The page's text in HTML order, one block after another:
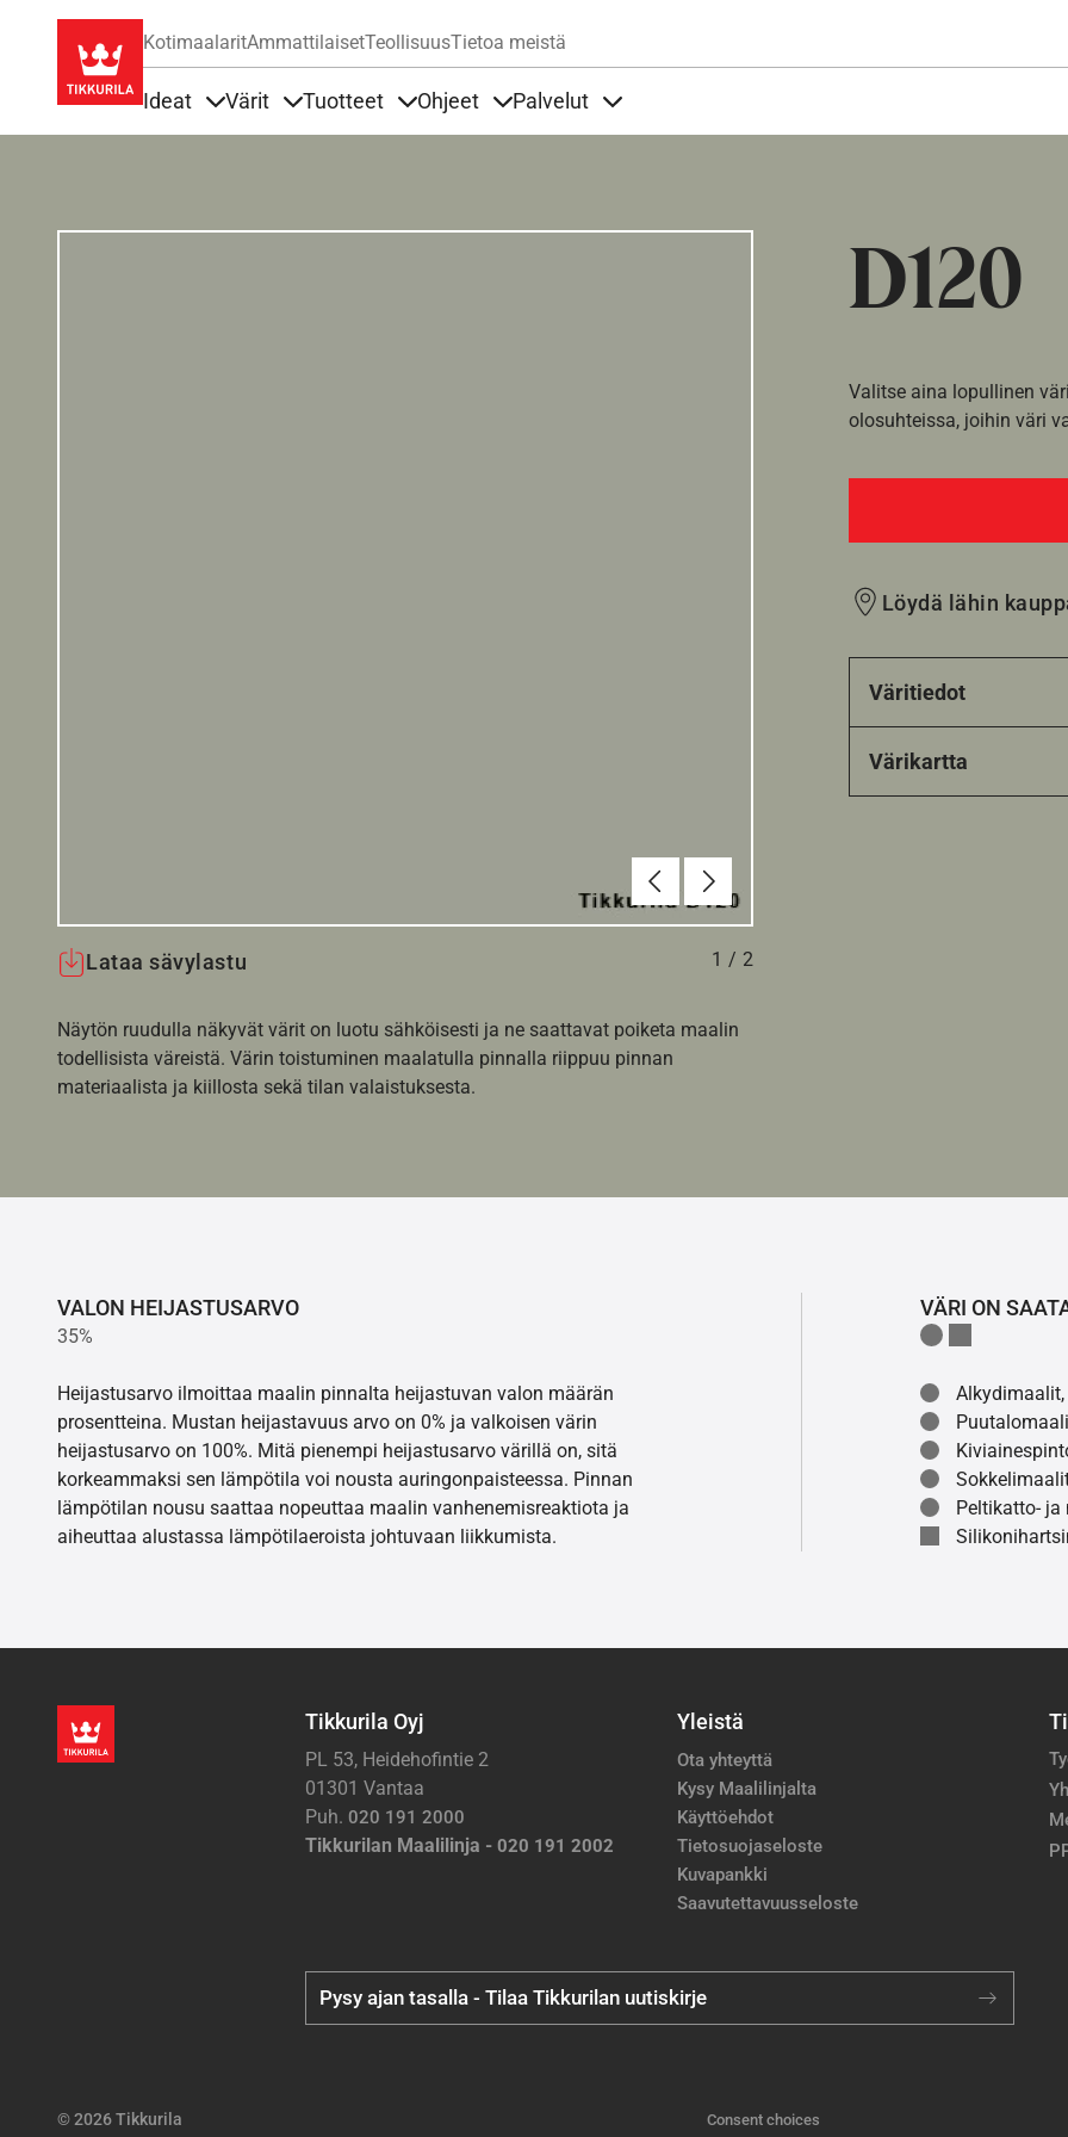
KotimaalaritAmmattilaisetTeollisuusTietoa meistä
Ideat Värit Tuotteet Ohjeet Palvelut
D120
EdellinenSeuraava
Lataa sävylastu 1 / 2
Näytön ruudulla näkyvät värit on luotu sähköisesti ja ne saattavat poiketa maalin
todellisista väreistä. Värin toistuminen maalatulla pinnalla riippuu pinnan
materiaalista ja kiillosta sekä tilan valaistuksesta.
Valitse aina lopullinen
olosuhteissa, joihin väri
Löydä lähin
Väritiedot
Värikartta
VALON HEIJASTUSARVO
35%
Heijastusarvo ilmoittaa maalin pinnalta heijastuvan valon määrän
prosentteina. Mustan heijastavuus arvo on 0% ja valkoisen värin
heijastusarvo on 100%. Mitä pienempi heijastusarvo värillä on, sitä
korkeammaksi sen lämpötila voi nousta auringonpaisteessa. Pinnan
lämpötilan nousu saattaa nopeuttaa maalin vanhenemisreaktiota ja
aiheuttaa alustassa lämpötilaeroista johtuvaan liikkumista.
VÄRI ON
Peltikatto-
Tikkurila Oyj
PL 53, Heidehofintie 2
01301 Vantaa
Puh. 020 191 2000
Tikkurilan Maalilinja - 020 191 2002
Yleistä
Ota yhteyttä
Kysy Maalilinjalta
Käyttöehdot
Tietosuojaseloste
Kuvapankki
Saavutettavuusseloste
Pysy ajan tasalla - Tilaa Tikkurilan uutiskirje
© 2026 Tikkurila Consent choices